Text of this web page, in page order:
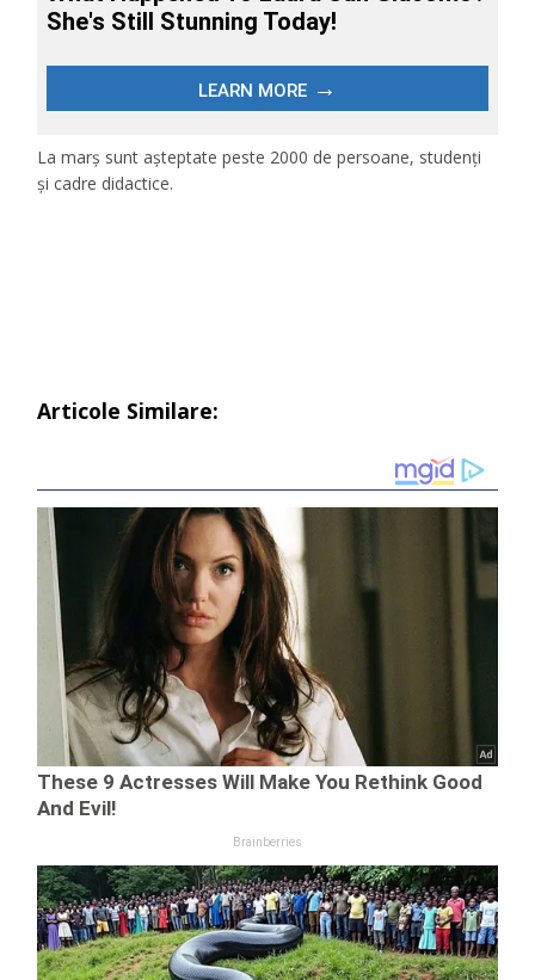
La marș sunt așteptate peste 2000 de persoane, studenți
și cadre didactice.
Articole Similare: